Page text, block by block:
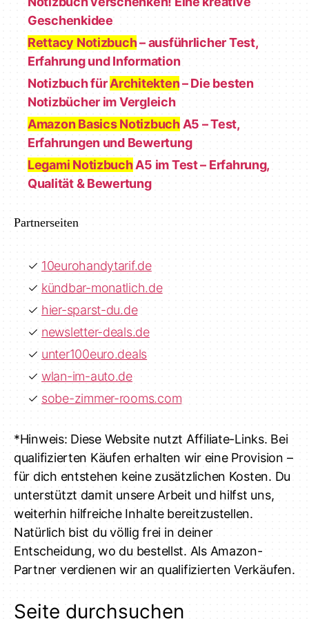
Geschenkidee
Rettacy Notizbuch– ausführlicher Test,
Erfahrung und Information
Notizbuch fürArchitekten– Die besten
Notizbücher im Vergleich
Amazon Basics NotizbuchA5 – Test,
Erfahrungen und Bewertung
Legami NotizbuchA5 im Test – Erfahrung,
Qualität & Bewertung
Partnerseiten
10eurohandytarif.de
kündbar-monatlich.de
hier-sparst-du.de
newsletter-deals.de
unter100euro.deals
wlan-im-auto.de
sobe-zimmer-rooms.com
*Hinweis: Diese Website nutzt Affiliate-Links. Bei
qualifizierten Käufen erhalten wir eine Provision –
für dich entstehen keine zusätzlichen Kosten. Du
unterstützt damit unsere Arbeit und hilfst uns,
weiterhin hilfreiche Inhalte bereitzustellen.
Natürlich bist du völlig frei in deiner
Entscheidung, wo du bestellst. Als Amazon-
Partner verdienen wir an qualifizierten Verkäufen.
Seite durchsuchen